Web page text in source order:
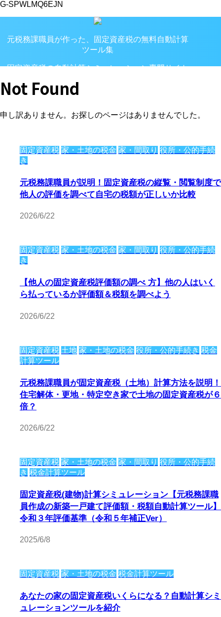
G-SPWLMQ6EJN
元税務課職員が作った、固定資産税の無料自動計算
ツール集
固定資産税の自動計算シミュレーション専門サイト
Not Found
申し訳ありません。お探しのページはありませんでした。
固定資産税 家・土地の税金 家・間取り 役所・公的手続
き
元税務課職員が説明！固定資産税の縦覧・閲覧制度で
他人の評価を調べて自宅の税額が正しいか比較
2026/6/22
固定資産税 家・土地の税金 家・間取り 役所・公的手続
き
【他人の固定資産税評価額の調べ 方】他の人はいく
ら払っているか評価額＆税額を調べよう
2026/6/22
固定資産税 土地 家・土地の税金 役所・公的手続き 税金
計算ツール
元税務課職員が固定資産税（土地）計算方法を説明！
住宅解体・更地・特定空き家で土地の固定資産税が６
倍？
2026/6/22
固定資産税 家・土地の税金 家・間取り 役所・公的手続
き 税金計算ツール
固定資産税(建物)計算シミュレーション【元税務課職
員作成の新築一戸建て評価額・税額自動計算ツール】
令和３年評価基準（令和５年補正Ver）
2025/6/8
固定資産税 家・土地の税金 税金計算ツール
あなたの家の固定資産税いくらになる？自動計算シミ
ュレーションツールを紹介